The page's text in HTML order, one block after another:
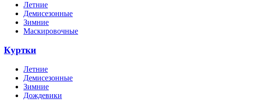
Летние
Демисезонные
Зимние
Маскировочные
Куртки
Летние
Демисезонные
Зимние
Дождевики